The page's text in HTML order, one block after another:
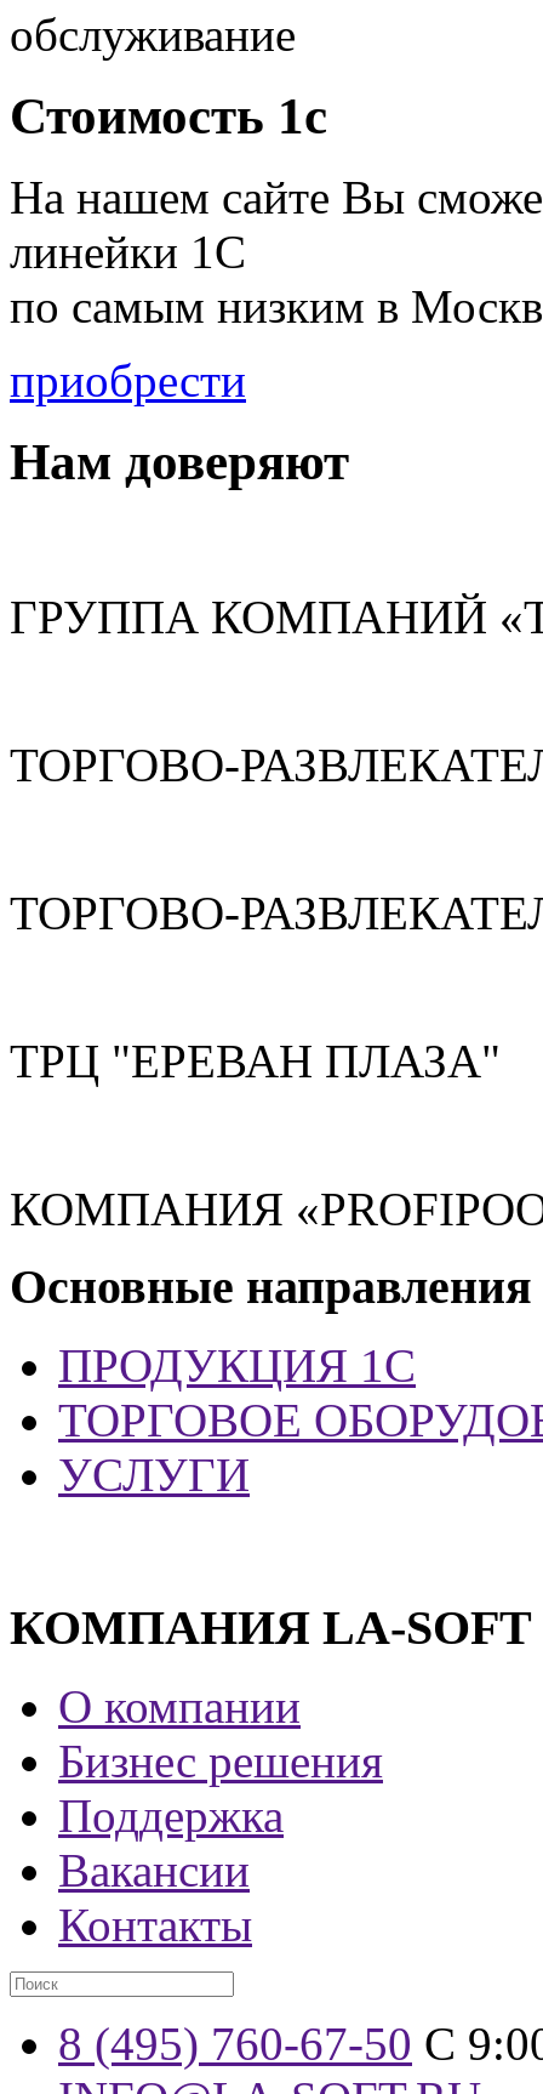
обслуживание
Стоимость 1с
На нашем сайте Вы
линейки 1С
по самым низким в
приобрести
Нам доверяют
ГРУППА КОМПАНИЙ
ТОРГОВО-
ТОРГОВО-
ТРЦ "ЕРЕВАН ПЛАЗА"
КОМПАНИЯ
Основные направления
ПРОДУКЦИЯ 1С
ТОРГОВОЕ
УСЛУГИ
КОМПАНИЯ LA-SOFT
О компании
Бизнес решения
Поддержка
Вакансии
Контакты
8 (495) 760-67-50 С